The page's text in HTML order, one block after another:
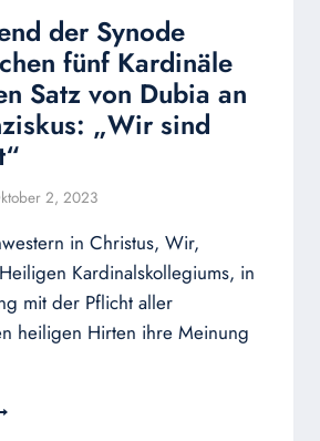
der Synode
fünf Kardinäle
Satz von Dubia an
„Wir sind
2, 2023
in Christus, Wir,
Kardinalskollegiums, in
mit der Pflicht aller
heiligen Hirten ihre Meinung